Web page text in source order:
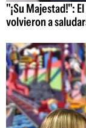
"¡Su Majestad!":
volvieron a